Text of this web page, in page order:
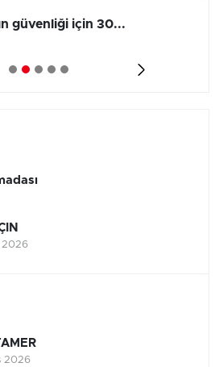
güvenliği için 30...
2026
2026